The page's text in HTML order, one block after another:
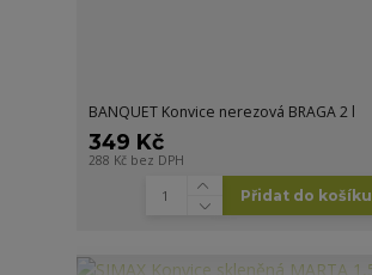
BANQUET Konvice nerezová BRAGA 2 l
349 Kč
288 Kč bez DPH
Přidat do košíku